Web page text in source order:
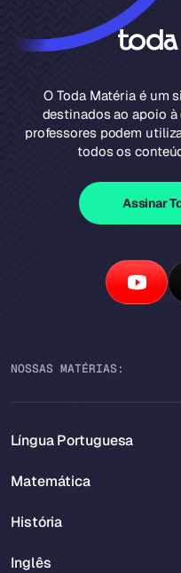
O Toda Matéria é um
destinados ao apoio
professores podem
todos os
Assinar
NOSSAS MATÉRIAS:
Língua Portuguesa
Matemática
História
Inglês